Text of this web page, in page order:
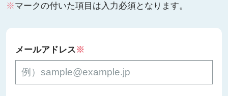
※マークの付いた項目は入力必須となります。
メールアドレス※